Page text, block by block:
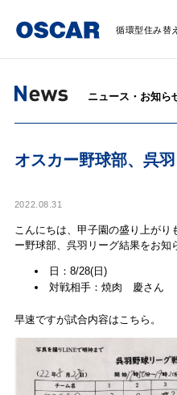
循環型住み替
ニュース・お知ら
オスカー野球部、呉
2022.08.31
こんにちは、甲子園の盛り上がり
ー野球部、呉羽リーグ結果をお知
日：8/28(日)
対戦相手：焼肉 慶さん
早速ですが試合内容はこちら。